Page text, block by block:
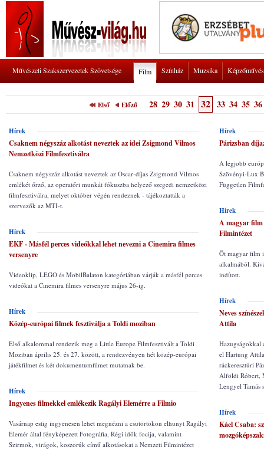
Művészeti Szakszervezetek Szövetsége Film Színház Muzsika
Első Előző 28 29 30 31 32 33 34 35 36
Hírek
Csaknem négyszáz alkotást neveztek az idei Zsigmond Vilmos
Nemzetközi Filmfesztiválra
Csaknem négyszáz alkotást neveztek az Oscar-díjas Zsigmond Vilmos
emlékét őrző, az operatőri munkát fókuszba helyező szegedi nemzetközi
filmfesztiválra, melyet október végén rendeznek - tájékoztatták a
szervezők az MTI-t.
Hírek
EKF - Másfél perces videókkal lehet nevezni a Cinemira filmes
versenyre
Videoklip, LEGO és MobilBalaton kategóriában várják a másfél perces
videókat a Cinemira filmes versenyre május 26-ig.
Hírek
Közép-európai filmek fesztiválja a Toldi moziban
Első alkalommal rendezik meg a Little Europe Filmfesztivált a Toldi
Moziban április 25. és 27. között, a rendezvényen hét közép-európai
játékfilmet és két dokumentumfilmet mutatnak be.
Hírek
Ingyenes filmekkel emlékezik Ragályi Elemérre a Filmio
Vasárnap estig ingyenesen lehet megnézni a csütörtökön elhunyt Ragályi
Elemér által fényképezett Fotográfia, Régi idők focija, valamint
Szirmok, virágok, koszorúk című alkotásokat a Nemzeti Filmintézet
Hírek
Párizsban
A legjobb
Szövényi-Lux
Független
Hírek
A magyar film
Filmintézet
Öt magyar film
alkalmából.
indított.
Hírek
Neves
Attila
Hazugságokkal
el Hartung
ráckeresztúri
Alföldi Róbert,
Lengyel Tamás
Hírek
Káel Csaba: